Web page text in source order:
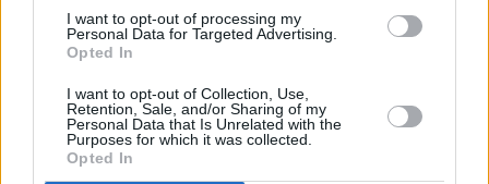
I want to opt-out of processing my
Personal Data for Targeted Advertising.
Opted In
I want to opt-out of Collection, Use,
Retention, Sale, and/or Sharing of my
Personal Data that Is Unrelated with the
Purposes for which it was collected.
Opted In
Cipriani, i quattordici soggetti sono stati sottoposti a una
perquisizione personale che ha consentito di recuperare 182,50